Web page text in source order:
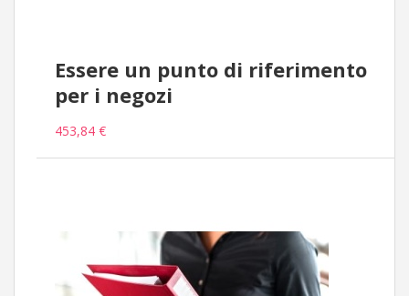
Essere un punto di riferimento
per i negozi
453,84 €